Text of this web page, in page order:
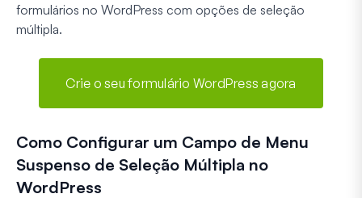
formulários no WordPress com opções de seleção
múltipla.
Crie o seu formulário WordPress agora
Como Configurar um Campo de Menu
Suspenso de Seleção Múltipla no
WordPress